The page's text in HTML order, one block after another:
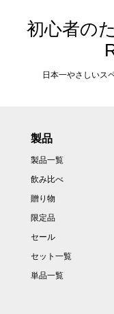
格
は
し
価
格
で
初心者の
日本一やさしいス
製品
製品一覧
飲み比べ
贈り物
限定品
セール
セット一覧
単品一覧